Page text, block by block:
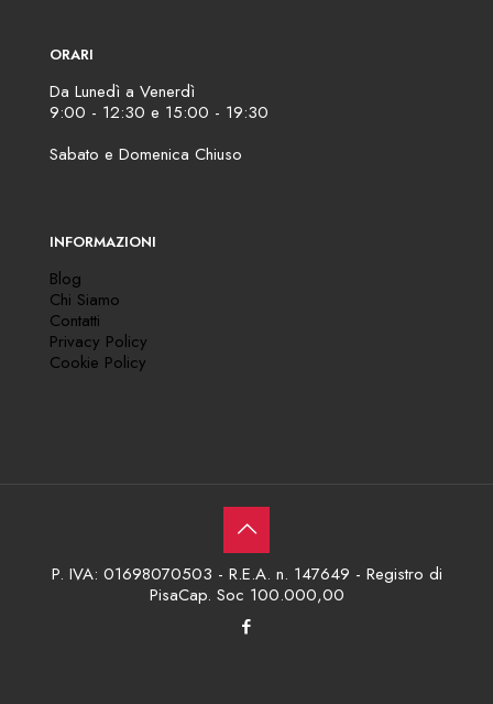
ORARI
Da Lunedì a Venerdì
9:00 - 12:30 e 15:00 - 19:30
Sabato e Domenica Chiuso
INFORMAZIONI
Blog
Chi Siamo
Contatti
Privacy Policy
Cookie Policy
P. IVA: 01698070503 - R.E.A. n. 147649 - Registro di
PisaCap. Soc 100.000,00